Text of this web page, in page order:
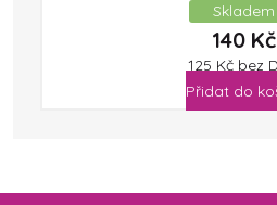
Skladem
140 Kč
125 Kč bez
Přidat do